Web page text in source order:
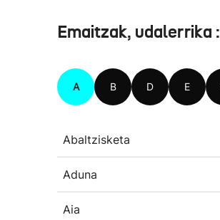
Emaitzak, udalerrika
A B D E
Abaltzisketa
Aduna
Aia